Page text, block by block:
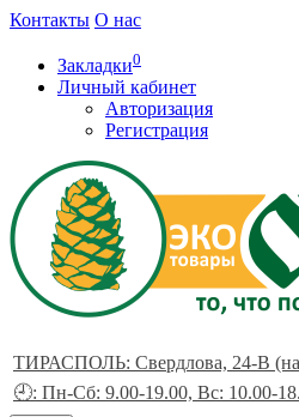
Контакты О нас
Закладки0
Личный кабинет
Авторизация
Регистрация
ТИРАСПОЛЬ: Свердлова, 24-В
🕘: Пн-Сб: 9.00-19.00, Вс: 10.00-